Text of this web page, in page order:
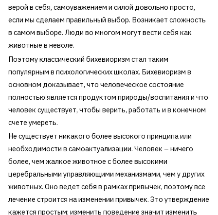
верой в себя, самоуважением и силой довольно просто,
если мы сделаем правильный выбор. Возникает сложность
в самом выборе. Люди во многом могут вести себя как
животные в неволе.
Поэтому классический бихевиоризм стал таким
популярным в психологических школах. Бихевиоризм в
основном доказывает, что человеческое состояние
полностью является продуктом природы/воспитания и что
человек существует, чтобы верить, работать и в конечном
счете умереть.
Не существует никакого более высокого принципа или
необходимости в самоактуализации. Человек – ничего
более, чем жалкое животное с более высокими
церебральными управляющими механизмами, чем у других
животных. Оно ведет себя в рамках привычек, поэтому все
лечение строится на изменении привычек. Это утверждение
кажется простым; изменить поведение значит изменить